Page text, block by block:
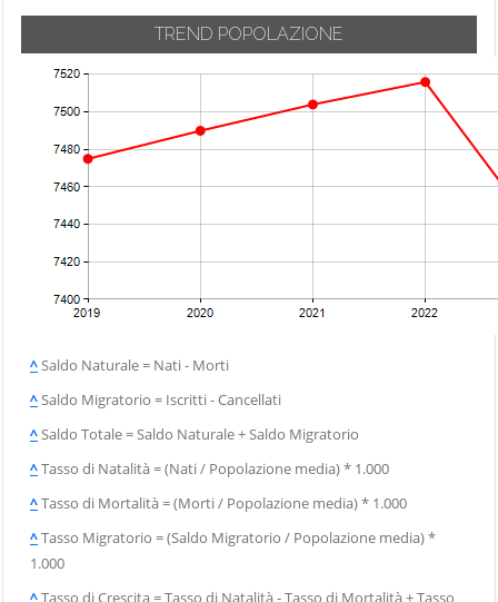
TREND POPOLAZIONE
^Saldo Naturale = Nati - Morti
^Saldo Migratorio = Iscritti - Cancellati
^Saldo Totale = Saldo Naturale + Saldo Migratorio
^Tasso di Natalità = (Nati / Popolazione media) * 1.000
^Tasso di Mortalità = (Morti / Popolazione media) * 1.000
^Tasso Migratorio = (Saldo Migratorio / Popolazione media) *
1.000
^Tasso di Crescita = Tasso di Natalità - Tasso di Mortalità + Tasso